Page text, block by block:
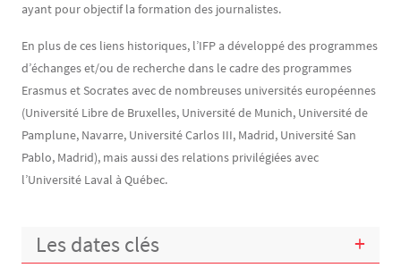
ayant pour objectif la formation des journalistes.
En plus de ces liens historiques, l’IFP a développé des programmes
d’échanges et/ou de recherche dans le cadre des programmes
Erasmus et Socrates avec de nombreuses universités européennes
(Université Libre de Bruxelles, Université de Munich, Université de
Pamplune, Navarre, Université Carlos III, Madrid, Université San
Pablo, Madrid), mais aussi des relations privilégiées avec
l’Université Laval à Québec.
Les dates clés